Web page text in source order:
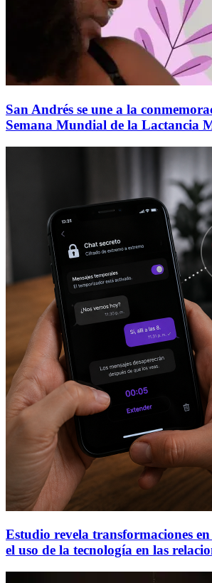
San Andrés se une a la
Semana Mundial de la Lactancia
Estudio revela transformaciones
el uso de la tecnología en las